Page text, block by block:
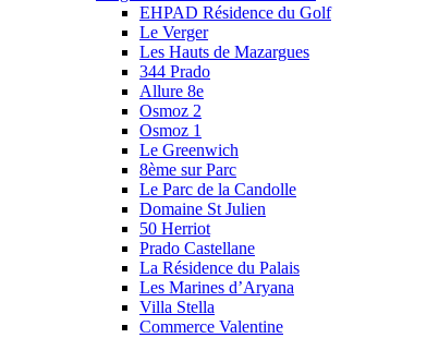
EHPAD Résidence du Golf
Le Verger
Les Hauts de Mazargues
344 Prado
Allure 8e
Osmoz 2
Osmoz 1
Le Greenwich
8ème sur Parc
Le Parc de la Candolle
Domaine St Julien
50 Herriot
Prado Castellane
La Résidence du Palais
Les Marines d’Aryana
Villa Stella
Commerce Valentine